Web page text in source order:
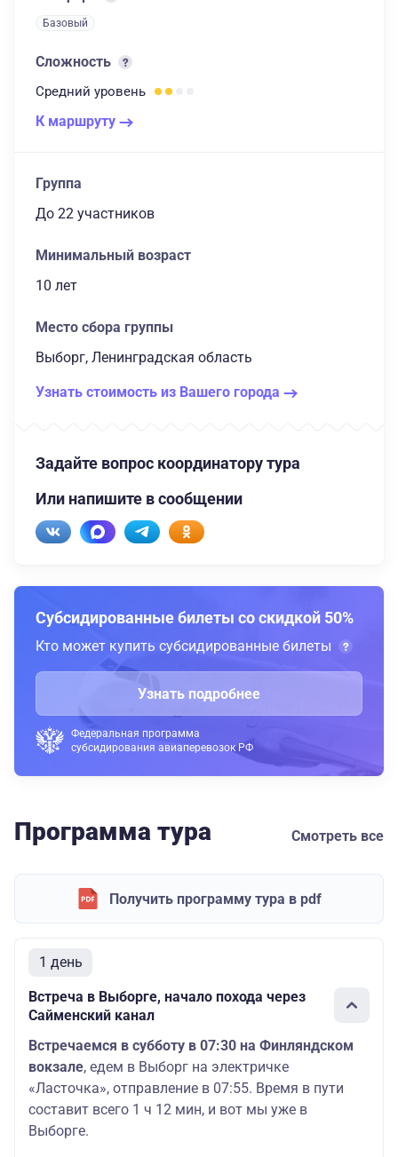
Базовый
Сложность
Средний уровень
К маршруту
Группа
до 22 участников
Минимальный возраст
10 лет
Место сбора группы
Выборг, Ленинградская область
Узнать стоимость из Вашего города
Задайте вопрос координатору тура
Или напишите в сообщении
Субсидированные билеты со скидкой 50%
Кто может купить субсидированные билеты
Узнать подробнее
Федеральная программа
субсидирования авиаперевозок РФ
Программа тура Смотреть все
Получить программу тура в pdf
1 день
Встреча в Выборге, начало похода через
Сайменский канал
Встречаемся в субботу в 07:30 на Финляндском
вокзале, едем в Выборг на электричке
«Ласточка», отправление в 07:55. Время в пути
составит всего 1 ч 12 мин, и вот мы уже в
Выборге.